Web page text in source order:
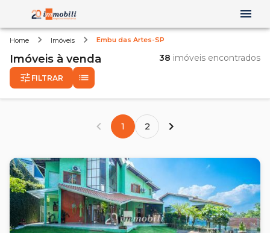
Home Imóveis Embu das Artes-SP
Imóveis à venda 38 imóveis encontrados
FILTRAR
1 2